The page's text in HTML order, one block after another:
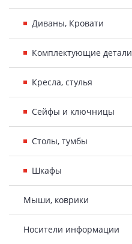
Диваны, Кровати
Комплектующие детали
Кресла, стулья
Сейфы и ключницы
Столы, тумбы
Шкафы
Мыши, коврики
Носители информации